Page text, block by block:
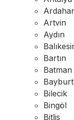
Artvin
Aydın
Bartın
Batman
Bayburt
Bilecik
Bingöl
Bitlis